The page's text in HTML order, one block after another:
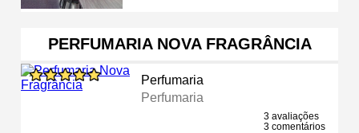
PERFUMARIA NOVA FRAGRÂNCIA
Perfumaria
Perfumaria
3 avaliações
3 comentários